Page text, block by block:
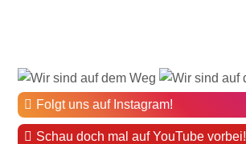
Folgt uns auf Instagram!
Schau doch mal auf YouTube vorbei!